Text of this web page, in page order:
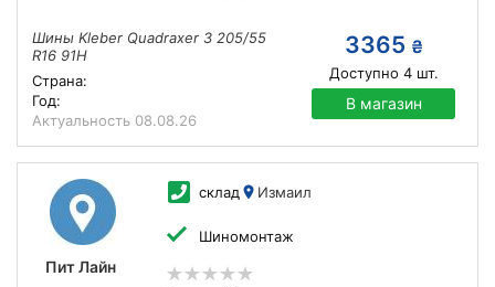
Шины Kleber Quadraxer 3 205/55
R16 91H
Страна:
Год:
Актуальность 08.08.26
3365 ₴
Доступно 4шт.
В магазин
Пит Лайн
склад Измаил
Шиномонтаж